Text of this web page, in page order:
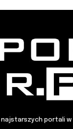
najstarszych portali w